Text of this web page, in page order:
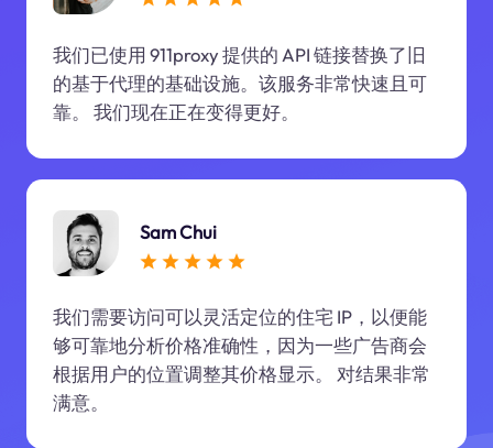
我们已使用 911proxy 提供的 API 链接替换了旧
的基于代理的基础设施。该服务非常快速且可
靠。 我们现在正在变得更好。
Sam Chui
我们需要访问可以灵活定位的住宅 IP，以便能
够可靠地分析价格准确性，因为一些广告商会
根据用户的位置调整其价格显示。 对结果非常
满意。